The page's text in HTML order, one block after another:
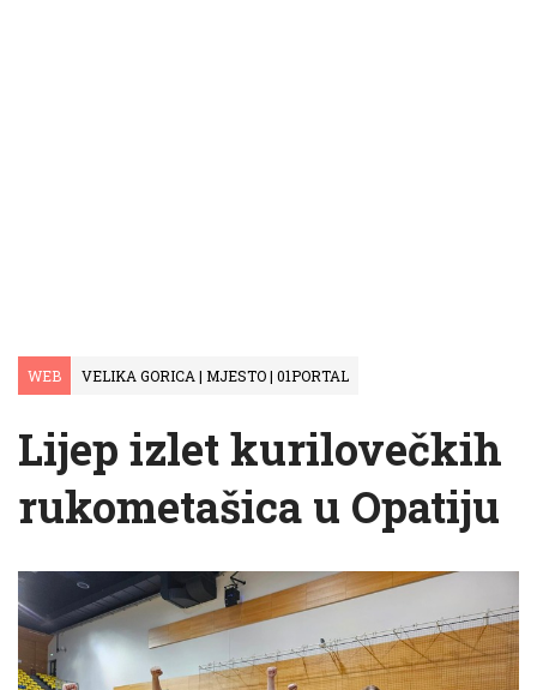
WEB VELIKA GORICA | MJESTO | 01PORTAL
Lijep izlet kurilovečkih
rukometašica u Opatiju